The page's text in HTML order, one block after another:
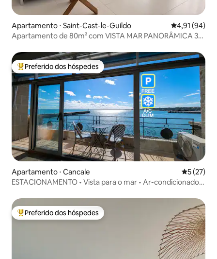
Apartamento ⋅ Saint-Cast-le-Guildo 4,91 de uma
4,91 (94)
Apartamento de 80m² com VISTA MAR PANORÂMICA 3
Entre os melhores preferidos dos hóspedes
Preferido dos hóspedes
Apartamento ⋅ Cancale 5 de uma
5 (27)
ESTACIONAMENTO • Vista para o mar • Ar-condicionado •
Entre os melhores preferidos dos hóspedes
Preferido dos hóspedes